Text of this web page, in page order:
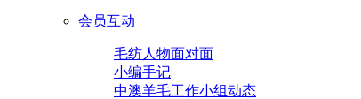
会员互动
毛纺人物面对面
小编手记
中澳羊毛工作小组动态